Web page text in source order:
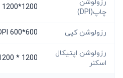
رزولوشن
چاپ(DPI)
1200*1200 DPI، DPI 600*600
رزولوشن کپی 600*600 DPI
رزولوشن اپتیکال
اسکنر
1200 * 1200 DPI